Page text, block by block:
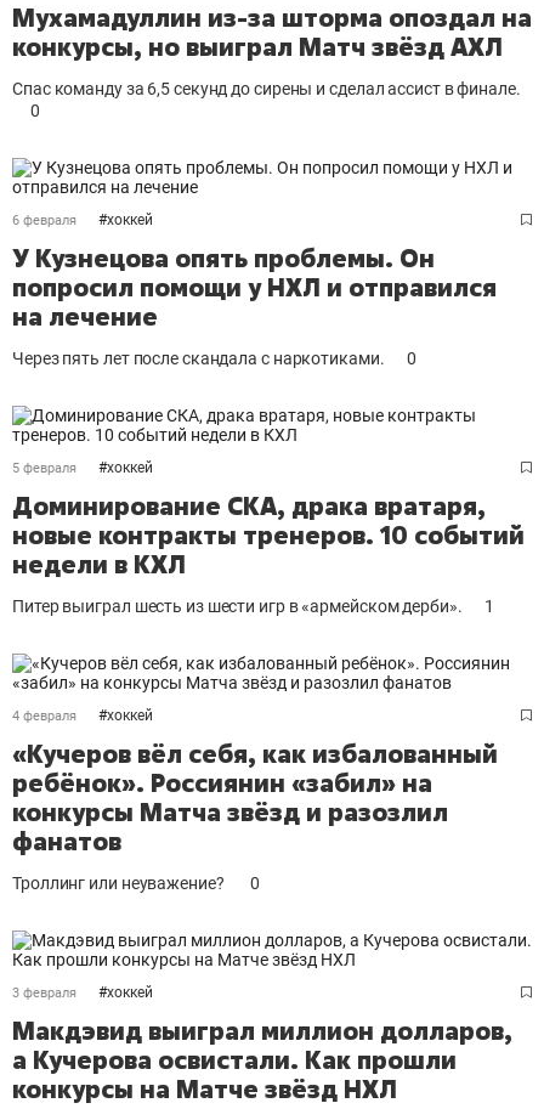
Мухамадуллин из-за шторма опоздал на
конкурсы, но выиграл Матч звёзд АХЛ
Спас команду за 6,5 секунд до сирены и сделал ассист в финале.
0
6 февраля #хоккей
У Кузнецова опять проблемы. Он
попросил помощи у НХЛ и отправился
на лечение
Через пять лет после скандала с наркотиками. 0
5 февраля #хоккей
Доминирование СКА, драка вратаря,
новые контракты тренеров. 10 событий
недели в КХЛ
Питер выиграл шесть из шести игр в «армейском дерби». 1
4 февраля #хоккей
«Кучеров вёл себя, как избалованный
ребёнок». Россиянин «забил» на
конкурсы Матча звёзд и разозлил
фанатов
Троллинг или неуважение? 0
3 февраля #хоккей
Макдэвид выиграл миллион долларов,
а Кучерова освистали. Как прошли
конкурсы на Матче звёзд НХЛ